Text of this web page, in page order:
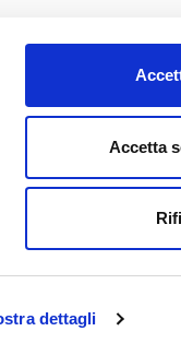
dettagli
Accetta